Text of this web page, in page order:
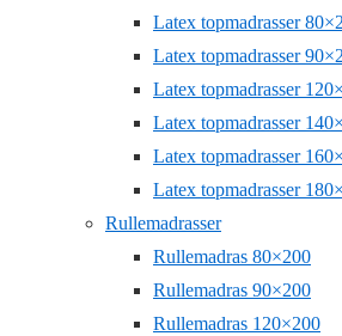
Latex topmadrasser
Latex topmadrasser
Latex topmadrasser
Latex topmadrasser
Latex topmadrasser
Latex topmadrasser
Rullemadrasser
Rullemadras 80×200
Rullemadras 90×200
Rullemadras 120×200